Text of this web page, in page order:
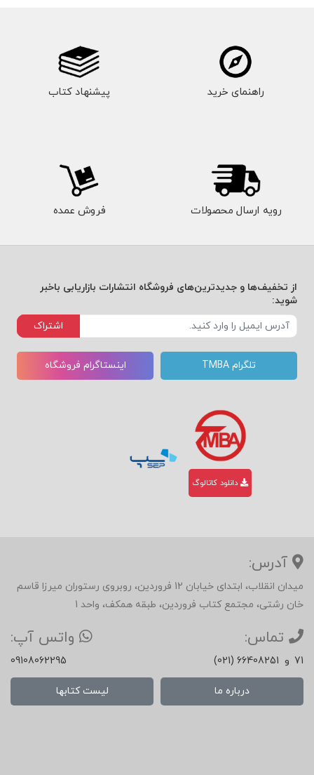
راهنمای خرید پیشنهاد کتاب
رویه ارسال محصولات فروش عمده
از تخفیف‌ها و جدیدترین‌های فروشگاه انتشارات بازاریابی باخبر
شوید:
اشتراک
تلگرام TMBA اینستاگرام فروشگاه
دانلود کاتالوگ
آدرس:
میدان انقلاب، ابتدای خیابان 12 فروردین، روبروی رستوران میرزا قاسم
خان رشتی، مجتمع کتاب فروردین، طبقه همکف، واحد 1
تماس:
(021) 66408251 و 71
واتس آپ:
09108062295
درباره ما لیست کتابها